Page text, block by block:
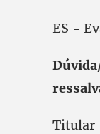
ES -
Titular